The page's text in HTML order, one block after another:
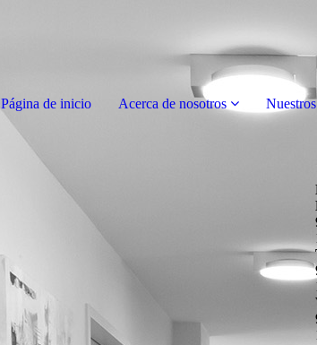
Página de inicio Acerca de nosotros